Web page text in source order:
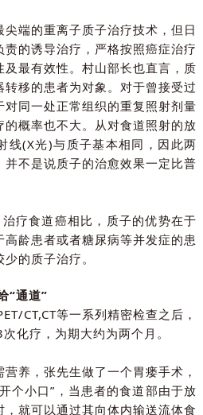
端的重离子质子治疗技术，但日
的诱导治疗，严格按照癌症治疗
最有效性。村山部长也直言，质
移的患者为对象。对于曾接受过
同一处正常组织的重复照射剂量
概率也不大。从对食道照射的放
线(X光)与质子基本相同，因此两
不是说质子的治愈效果一定比普
疗食道癌相比，质子的优势在于
龄患者或者糖尿病等并发症的患
的质子治疗。
“通道”
CT,CT等一系列精密检查之后，
化疗，为期大约为两个月。
养，张先生做了一个胃瘘手术，
个小口”，当患者的食道部由于放
就可以通过其向体内输送流体食